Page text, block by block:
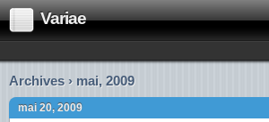
Variae
Archives › mai, 2009
mai 20, 2009